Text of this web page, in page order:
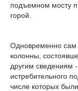
подъемном мосту
горой.
Одновременно сам
колонны,
другим сведениям
истребительного
числе которых